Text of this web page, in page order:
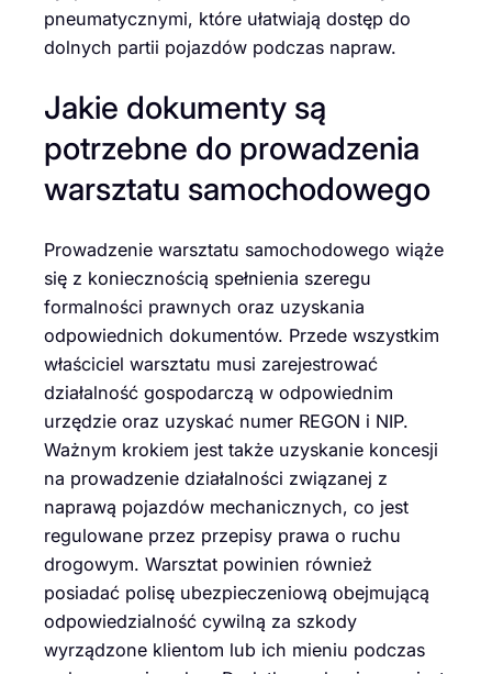
pneumatycznymi, które ułatwiają dostęp do
dolnych partii pojazdów podczas napraw.
Jakie dokumenty są
potrzebne do prowadzenia
warsztatu samochodowego
Prowadzenie warsztatu samochodowego wiąże
się z koniecznością spełnienia szeregu
formalności prawnych oraz uzyskania
odpowiednich dokumentów. Przede wszystkim
właściciel warsztatu musi zarejestrować
działalność gospodarczą w odpowiednim
urzędzie oraz uzyskać numer REGON i NIP.
Ważnym krokiem jest także uzyskanie koncesji
na prowadzenie działalności związanej z
naprawą pojazdów mechanicznych, co jest
regulowane przez przepisy prawa o ruchu
drogowym. Warsztat powinien również
posiadać polisę ubezpieczeniową obejmującą
odpowiedzialność cywilną za szkody
wyrządzone klientom lub ich mieniu podczas